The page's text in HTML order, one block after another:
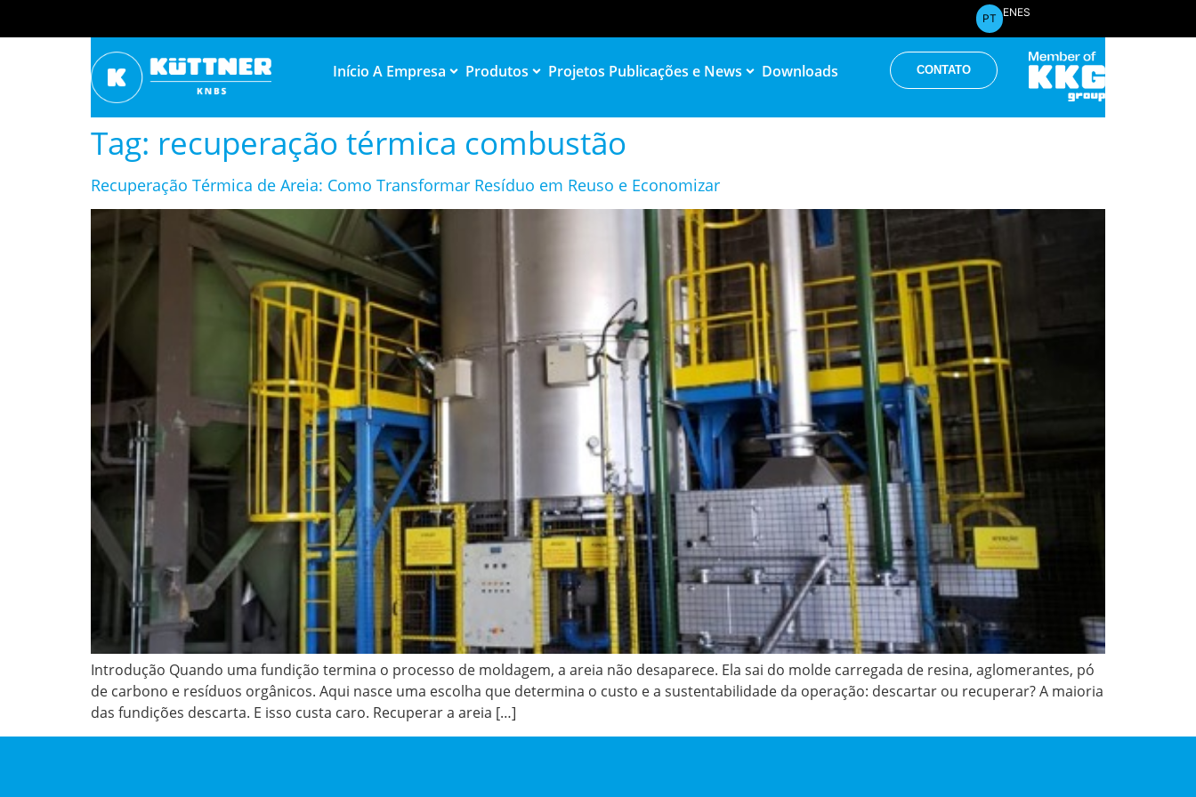
PT ENES
Início A Empresa Produtos Projetos Publicações e News Downloads CONTATO
Tag: recuperação térmica combustão
Recuperação Térmica de Areia: Como Transformar Resíduo em Reuso e Economizar
Introdução Quando uma fundição termina o processo de moldagem, a areia não desaparece. Ela sai do molde carregada de resina, aglomerantes, pó
de carbono e resíduos orgânicos. Aqui nasce uma escolha que determina o custo e a sustentabilidade da operação: descartar ou recuperar? A maioria
das fundições descarta. E isso custa caro. Recuperar a areia […]